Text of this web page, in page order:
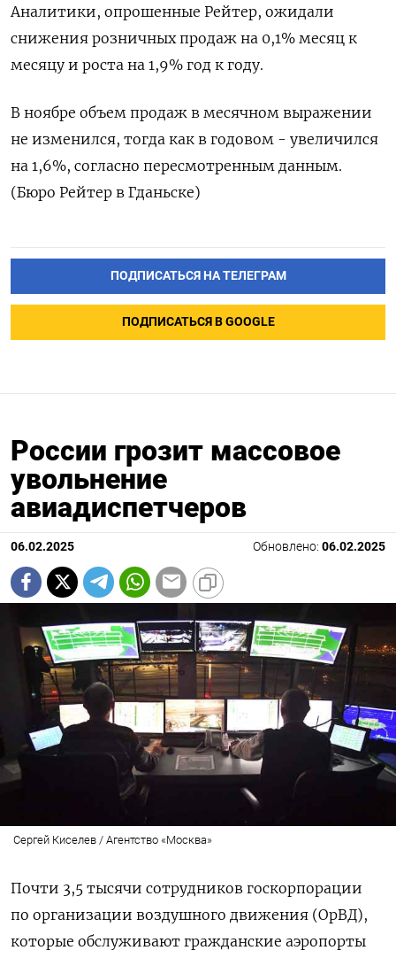
Аналитики, опрошенные Рейтер, ожидали
снижения розничных продаж на 0,1%​​ месяц к
месяцу и роста на 1,9% год к году.
В ноябре объем продаж в месячном выражении
не изменился, тогда как в годовом - увеличился
на 1,6%, согласно пересмотренным данным.
(Бюро Рейтер в Гданьске)
ПОДПИСАТЬСЯ НА ТЕЛЕГРАМ
ПОДПИСАТЬСЯ В GOOGLE
России грозит массовое
увольнение
авиадиспетчеров
06.02.2025 Обновлено: 06.02.2025
Сергей Киселев / Агентство «Москва»
Почти 3,5 тысячи сотрудников госкорпорации
по организации воздушного движения (ОрВД),
которые обслуживают гражданские аэропорты